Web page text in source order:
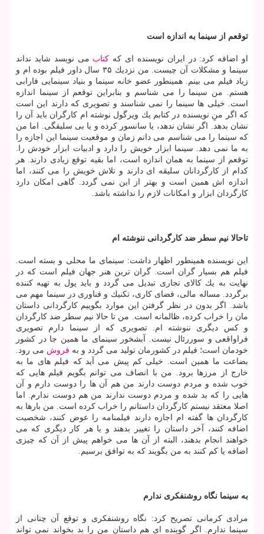
توقعم از سینما به اندازه است
او اضافه كرد: در ایران نویسنده ای كه كتاب می نویسد شاید نداند
سینما و مشكلات آن چیست. من نزدیك ۳۵ سال داور فیلم بوده ام و
زیاد فیلم می بینم. همینطور عضو خانه سینما و بنیاد سینمایی فارابی
هستم. من سینما را می شناسم و بنابراین توقعم از سینما اندازه
است. خیلی ها سینما را نمی شناسند و تصویری كه دارند این است
كه اگر منِ نویسنده در كتابم یك ویرگول نوشته ام كارگران باید آن را
نشان بدهد. اگر نشان ندهد، یا سانسور كرده و یا بی سلیقگی. اما من
كه سینما را می شناسم می دانم زمان و موقعیت سینما این اجازه را
به ما نمی دهد. سینما ابزار خویش را دارد و ادبیات ابزار خودش را.
توقعم از سینما به همان اندازه است، اما بقیه توقع زیادی دارند. هر
كدام از كارگردانان سلیقه ای دارند و تلاش خویش را می كنند، اما
اندازه اش همین است و بهتر از این نمی گردد. گاهی امكان دارد
كارگردان ابزار و امكانات لازم را نداشته باشد.
تاحالا نیم سطر ضد كارگردانی ننوشته ام
این نویسنده همینطور اظهار داشت: سینمای ما محلی و بسته است.
فیلم هم بسیار گران است. گران ترین هنر جهان فیلم است كه در
نهایت به یك كالای تجاری تبدیل می گردد و باید پول به تهیه كننده
برگردد. مساله مالی، فضای كاری، تكنیك و فناوری در سینما مهم می
باشد. اگر بدون در نظر گرفتن این موارد بگوییم كارگردانی داستان
مان را خراب كرده، ظالمانه است. من تا حالا نیم سطر ضد كارگردان
و كس دیگری ننوشته ام. تصویری كه از سینما دارم تصویری
فراواقعی و سوررئال نیست. آبشخور سینمای ما همین جا در كشور
خودمان است؛ فیلم در كشورمان تولید می گردد و به فروش می رود.
بضاعت ما همین است. خیلی كم پیش می آید كه فیلم های ما به
خارج از مرزها برود. من با انصاف می توانم بگویم فیلم هایی كه
خوب شده و مردم دوست دارند من هم آن ها را دوست دارم و آن
هایی را كه بد شده و مردم دوست ندارند من هم دوست ندارم. اما
اصلا معتقد نیستم كارگردان داستانم را خراب كرده است. من بارها به
كارگردان ها گفته ام اجازه دارند فیلمنامه را عوض كنند، شخصیت
اضافه كنند، آخر داستان را تغییر بدهند و یا هر كار دیگری كه می
خواهند انجام بدهند، البته از آن ها می خواهم پیش از آن كه چیزی
اضافه یا كم كنند به من بگویند كه به توافق برسیم.
به سینما نگاه روشنفكری ندارم
مرادی كرمانی تصریح كرد: نگاه روشنفكری و توقع آن چنانی از
سینما ندارم. اگر گوینده ای هم داستان من را بد بخواند نمی تواند